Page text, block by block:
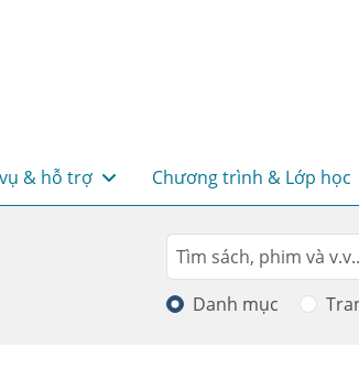
& hỗ trợ Chương trình & Lớp học
Search
Tìm kiếm
Danh mục